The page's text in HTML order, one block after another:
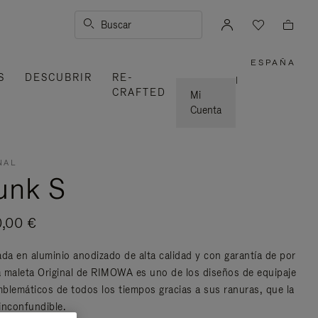
Buscar
DESCUBRIR
RE-
CRAFTED
Mi
Cuenta
ESPAÑA
|
S
€
en aluminio anodizado de alta calidad y con garantía de por
maleta Original de RIMOWA es uno de los diseños de equipaje
de todos los tiempos gracias a sus ranuras, que la